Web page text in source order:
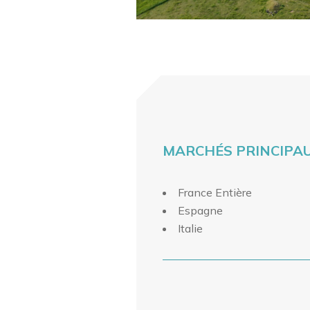
MARCHÉS
France Entière
Espagne
Italie